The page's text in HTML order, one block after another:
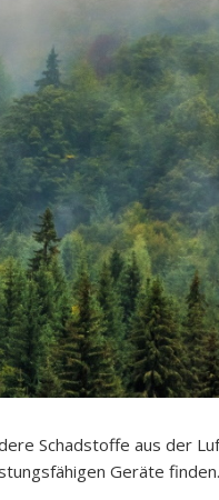
Schadstoffe aus der
Geräte finden.